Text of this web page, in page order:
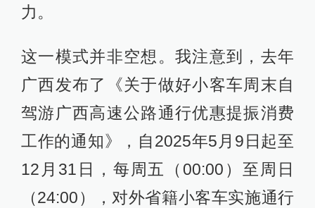
力。
这一模式并非空想。我注意到，去年
广西发布了《关于做好小客车周末自
驾游广西高速公路通行优惠提振消费
工作的通知》，自2025年5月9日起至
12月31日，每周五（00:00）至周日
（24:00），对外省籍小客车实施通行